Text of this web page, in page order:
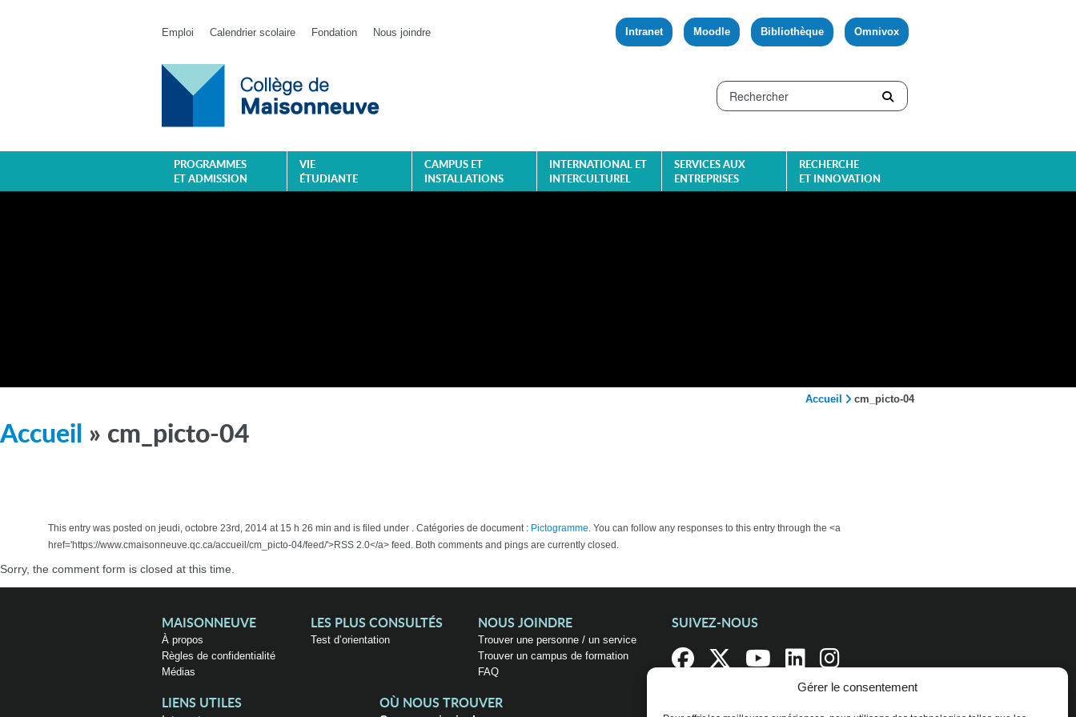
Gérer le consentement
Emploi Calendrier scolaire Fondation Nous joindre Intranet Moodle Bibliothèque Omnivox
PROGRAMMES
ET ADMISSION
VIE
ÉTUDIANTE
CAMPUS ET
INSTALLATIONS
INTERNATIONAL ET
INTERCULTUREL
SERVICES AUX
ENTREPRISES
RECHERCHE
ET INNOVATION
Accueil cm_picto-04
Accueil » cm_picto-04
This entry was posted on jeudi, octobre 23rd, 2014 at 15 h 26 min and is filed under . Catégories de document : Pictogramme. You can follow any responses to this entry through the <a
href='https://www.cmaisonneuve.qc.ca/accueil/cm_picto-04/feed/'>RSS 2.0</a> feed. Both comments and pings are currently closed.
Sorry, the comment form is closed at this time.
MAISONNEUVE
À propos
Règles de confidentialité
Médias
LES PLUS CONSULTÉS
Test d’orientation
NOUS JOINDRE
Trouver une personne / un service
Trouver un campus de formation
FAQ
SUIVEZ-NOUS
LIENS UTILES
OÙ NOUS TROUVER